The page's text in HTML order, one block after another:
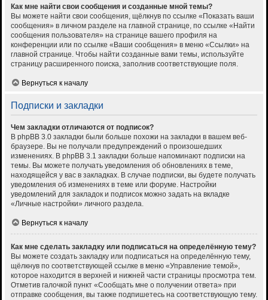
Как мне найти свои сообщения и созданные мной темы?
Вы можете найти свои сообщения, щёлкнув по ссылке «Показать ваши
сообщения» в личном разделе на главной странице, по ссылке «Найти
сообщения пользователя» на странице вашего профиля на
конференции или по ссылке «Ваши сообщения» в меню «Ссылки» на
главной странице. Чтобы найти созданные вами темы, используйте
страницу расширенного поиска, заполнив соответствующие поля.
Вернуться к началу
Подписки и закладки
Чем закладки отличаются от подписок?
В phpBB 3.0 закладки были больше похожи на закладки в вашем веб-
браузере. Вы не получали предупреждений о произошедших
изменениях. В phpBB 3.1 закладки больше напоминают подписки на
темы. Вы можете получать уведомления об обновлениях в теме,
находящейся у вас в закладках. В случае подписки, вы будете получать
уведомления об изменениях в теме или форуме. Настройки
уведомлений для закладок и подписок можно задать на вкладке
«Личные настройки» личного раздела.
Вернуться к началу
Как мне сделать закладку или подписаться на определённую тему?
Вы можете создать закладку или подписаться на определённую тему,
щёлкнув по соответствующей ссылке в меню «Управление темой»,
которое находится в верхней и нижней части страницы просмотра тем.
Отметив галочкой пункт «Сообщать мне о получении ответа» при
отправке сообщения, вы также подпишетесь на соответствующую тему.